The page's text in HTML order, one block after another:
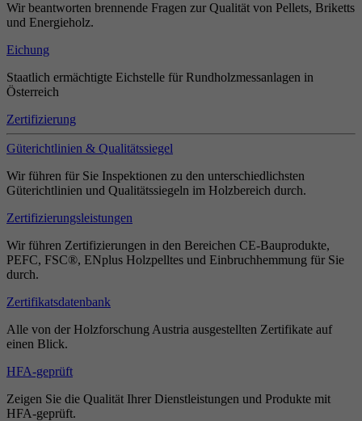
Wir beantworten brennende Fragen zur Qualität von Pellets, Briketts
und Energieholz.
Eichung
Staatlich ermächtigte Eichstelle für Rundholzmessanlagen in
Österreich
Zertifizierung
Güterichtlinien & Qualitätssiegel
Wir führen für Sie Inspektionen zu den unterschiedlichsten
Güterichtlinien und Qualitätssiegeln im Holzbereich durch.
Zertifizierungsleistungen
Wir führen Zertifizierungen in den Bereichen CE-Bauprodukte,
PEFC, FSC®, ENplus Holzpelltes und Einbruchhemmung für Sie
durch.
Zertifikatsdatenbank
Alle von der Holzforschung Austria ausgestellten Zertifikate auf
einen Blick.
HFA-geprüft
Zeigen Sie die Qualität Ihrer Dienstleistungen und Produkte mit
HFA-geprüft.